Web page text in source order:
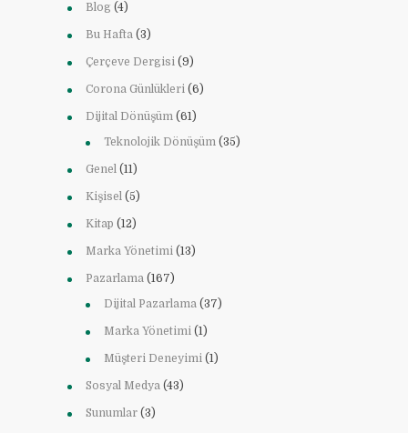
Blog (4)
Bu Hafta (3)
Çerçeve Dergisi (9)
Corona Günlükleri (6)
Dijital Dönüşüm (61)
Teknolojik Dönüşüm (35)
Genel (11)
Kişisel (5)
Kitap (12)
Marka Yönetimi (13)
Pazarlama (167)
Dijital Pazarlama (37)
Marka Yönetimi (1)
Müşteri Deneyimi (1)
Sosyal Medya (43)
Sunumlar (3)